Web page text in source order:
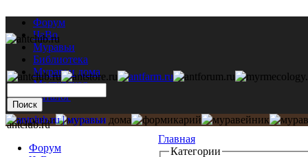
Форум
ЧаВо
Муравьи
Библиотека
Муравьи дома
Мастерская
Каталог
Главная
Категории
antclub.ru
Форум